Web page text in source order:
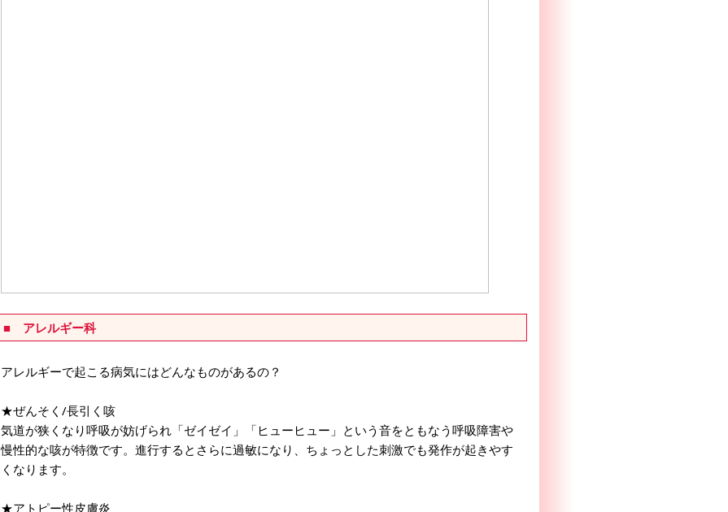
■ アレルギー科
アレルギーで起こる病気にはどんなものがあるの？
★ぜんそく/長引く咳
気道が狭くなり呼吸が妨げられ「ゼイゼイ」「ヒューヒュー」という音をともなう呼吸障害や
慢性的な咳が特徴です。進行するとさらに過敏になり、ちょっとした刺激でも発作が起きやす
くなります。
★アトピー性皮膚炎